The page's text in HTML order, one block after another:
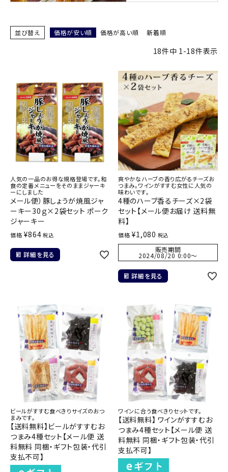
並び替え 価格が安い順 価格が高い順 新着順
18件中 1-18件表示
人気の一品のお得な規格登場です。和
食の定番メニューをそのままジャーキ
ーにしました
メール便）豚しょうが焼風ジャ
ーキー30ｇ×2袋セット ポーク
ジャーキー
価格 ¥864 税込
詳細を見る
爽やかなハーブの香り広がるチーズお
つまみ。ワインがすすむ女性に人気の
味わいです。
4種のハーブ香るチーズ×2袋
セット【メール便お届け 送料無
料】
価格 ¥1,080 税込
販売期間
2024/08/20 0:00〜
詳細を見る
ビールがすすむ食べきりサイズのおつ
まみです。
【送料無料】ビールがすすむお
つまみ4種セット【メール便 送
料無料 同梱・ギフト包装・代引
支払不可】
ワインに合う食べきりセットです。
【送料無料】 ワインがすすむお
つまみ4種セット【メール便 送
料無料 同梱・ギフト包装・代引
支払不可】